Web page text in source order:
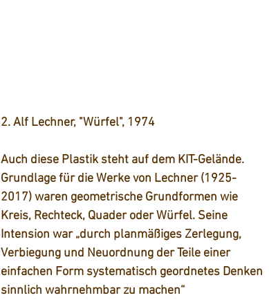
2. Alf Lechner, "Würfel", 1974
Auch diese Plastik steht auf dem KIT-Gelände.
Grundlage für die Werke von Lechner (1925-
2017) waren geometrische Grundformen wie
Kreis, Rechteck, Quader oder Würfel. Seine
Intension war „durch planmäßiges Zerlegung,
Verbiegung und Neuordnung der Teile einer
einfachen Form systematisch geordnetes Denken
sinnlich wahrnehmbar zu machen“